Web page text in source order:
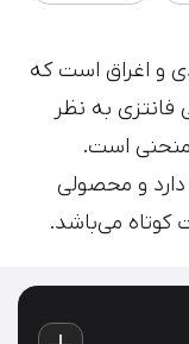
و اغراق است که
به نظر
منحنی است.
و هوای تایپ‌های دهه ۵۰ را دارد و محصولی
کوتاه می‌باشد.